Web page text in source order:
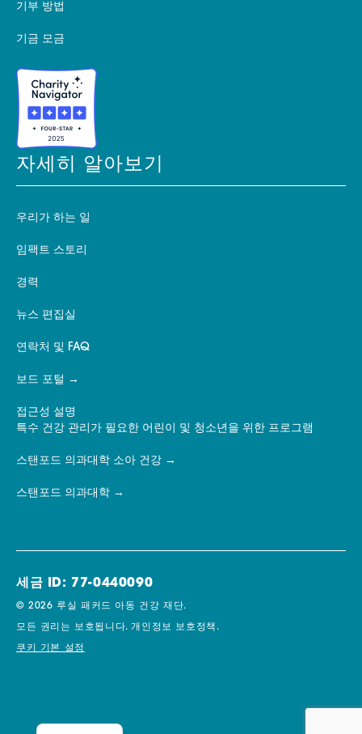
기부 방법
기금 모금
자세히 알아보기
우리가 하는 일
임팩트 스토리
경력
뉴스 편집실
연락처 및 FAQ
보드 포털
접근성 설명
특수 건강 관리가 필요한 어린이 및 청소년을 위한 프로그램
스탠포드 의과대학 소아 건강
스탠포드 의과대학
세금 ID: 77-0440090
© 2026 루실 패커드 아동 건강 재단.
모든 권리는 보호됩니다.개인정보 보호정책.
쿠키 기본 설정